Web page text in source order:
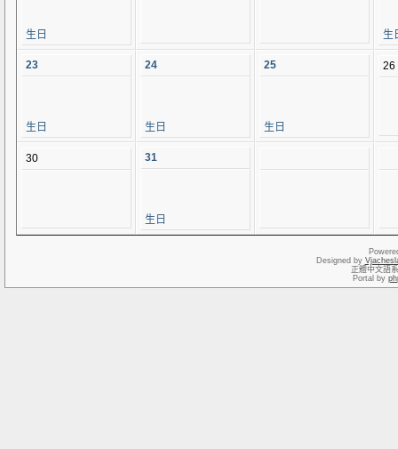
生日 生
23
生日
24
生日
25
生日
26
30 31
生日
Designed by
正體中文語
Portal by